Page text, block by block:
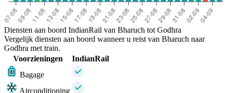
Diensten aan boord IndianRail van Bharuch tot Godhra
Vergelijk diensten aan boord wanneer u reist van Bharuch naar
Godhra met train.
Voorzieningen
IndianRail
Bagage
Airconditioning